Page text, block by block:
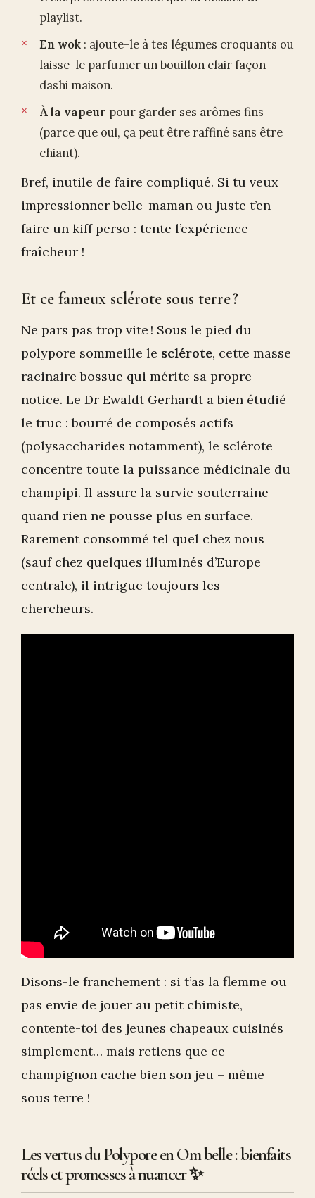
playlist.
En wok : ajoute-le à tes légumes croquants ou
laisse-le parfumer un bouillon clair façon
dashi maison.
À la vapeur pour garder ses arômes fins
(parce que oui, ça peut être raffiné sans être
chiant).
Bref, inutile de faire compliqué. Si tu veux
impressionner belle-maman ou juste t’en
faire un kiff perso : tente l’expérience
fraîcheur !
Et ce fameux sclérote sous terre ?
Ne pars pas trop vite ! Sous le pied du
polypore sommeille le sclérote, cette masse
racinaire bossue qui mérite sa propre
notice. Le Dr Ewaldt Gerhardt a bien étudié
le truc : bourré de composés actifs
(polysaccharides notamment), le sclérote
concentre toute la puissance médicinale du
champipi. Il assure la survie souterraine
quand rien ne pousse plus en surface.
Rarement consommé tel quel chez nous
(sauf chez quelques illuminés d’Europe
centrale), il intrigue toujours les
chercheurs.
Disons-le franchement : si t’as la flemme ou
pas envie de jouer au petit chimiste,
contente-toi des jeunes chapeaux cuisinés
simplement… mais retiens que ce
champignon cache bien son jeu – même
sous terre !
Les vertus du Polypore en Om belle : bienfaits
réels et promesses à nuancer ✨